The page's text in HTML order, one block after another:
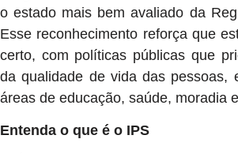
o estado mais bem avaliado da
Esse reconhecimento reforça que
certo, com políticas públicas que
da qualidade de vida das pessoas,
áreas de educação, saúde, moradia
Entenda o que é o IPS